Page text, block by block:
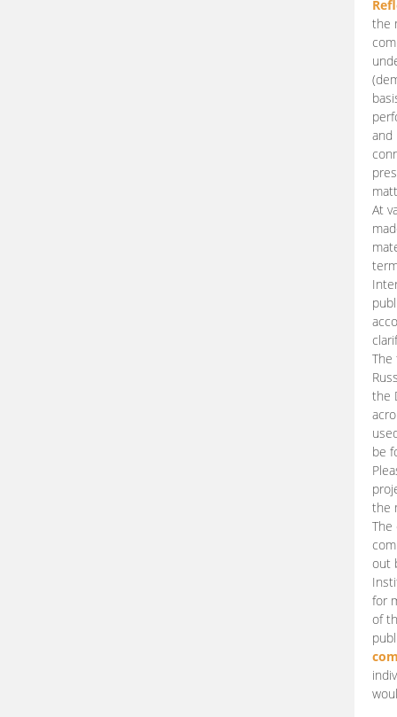
the
and
At
The
the
be
the
The
out
for
of